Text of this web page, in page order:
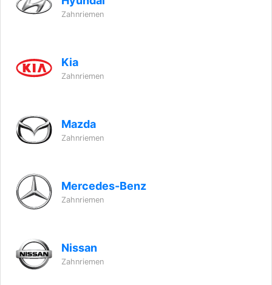
Zahnriemen
Kia
Zahnriemen
Mazda
Zahnriemen
Mercedes-Benz
Zahnriemen
Nissan
Zahnriemen